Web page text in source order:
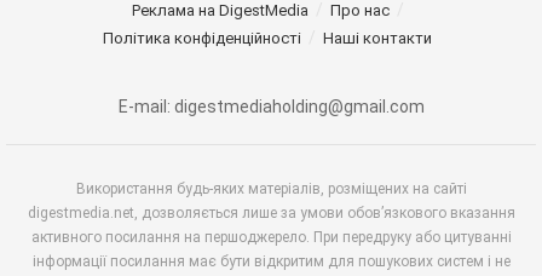
Реклама на DigestMedia
Про нас
Політика конфіденційності
Наші контакти
E-mail: digestmediaholding@gmail.com
Використання будь-яких матеріалів, розміщених на сайті
digestmedia.net, дозволяється лише за умови обов’язкового вказання
активного посилання на першоджерело. При передруку або цитуванні
інформації посилання має бути відкритим для пошукових систем і не